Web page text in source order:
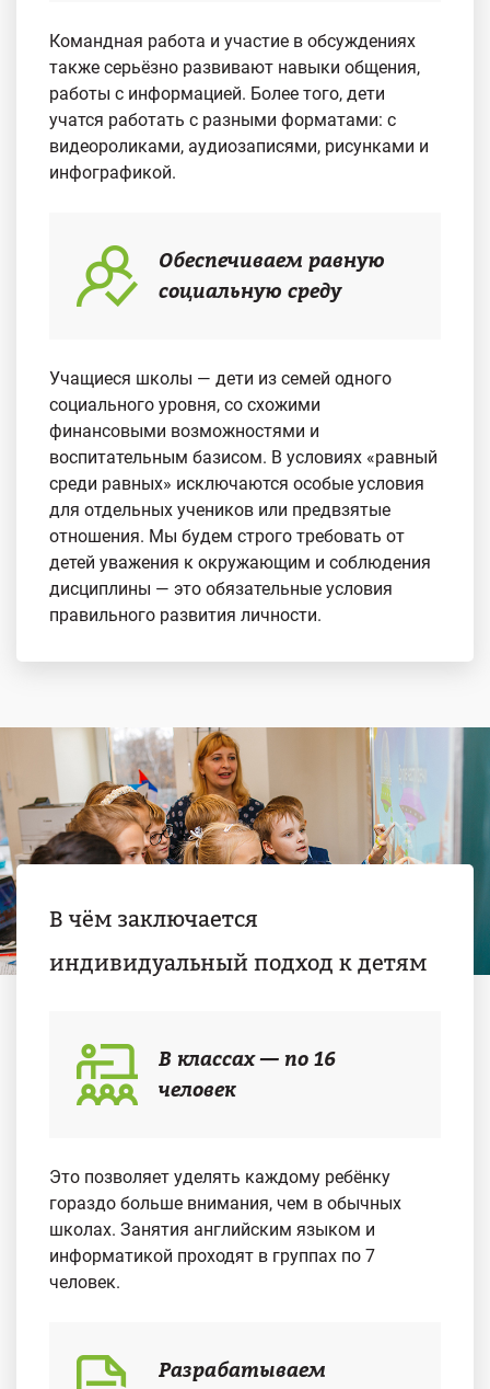
Командная работа и участие в обсуждениях
также серьёзно развивают навыки общения,
работы с информацией. Более того, дети
учатся работать с разными форматами: с
видеороликами, аудиозаписями, рисунками и
инфографикой.
Обеспечиваем равную
социальную среду
Учащиеся школы — дети из семей одного
социального уровня, со схожими
финансовыми возможностями и
воспитательным базисом. В условиях «равный
среди равных» исключаются особые условия
для отдельных учеников или предвзятые
отношения. Мы будем строго требовать от
детей уважения к окружающим и соблюдения
дисциплины — это обязательные условия
правильного развития личности.
В чём заключается
индивидуальный подход к детям
В классах — по 16
человек
Это позволяет уделять каждому ребёнку
гораздо больше внимания, чем в обычных
школах. Занятия английским языком и
информатикой проходят в группах по 7
человек.
Разрабатываем